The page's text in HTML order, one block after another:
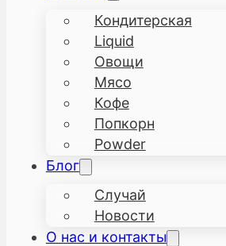
Кондитерская
Liquid
Овощи
Мясо
Кофе
Попкорн
Powder
Блог
Случай
Новости
О нас и контакты